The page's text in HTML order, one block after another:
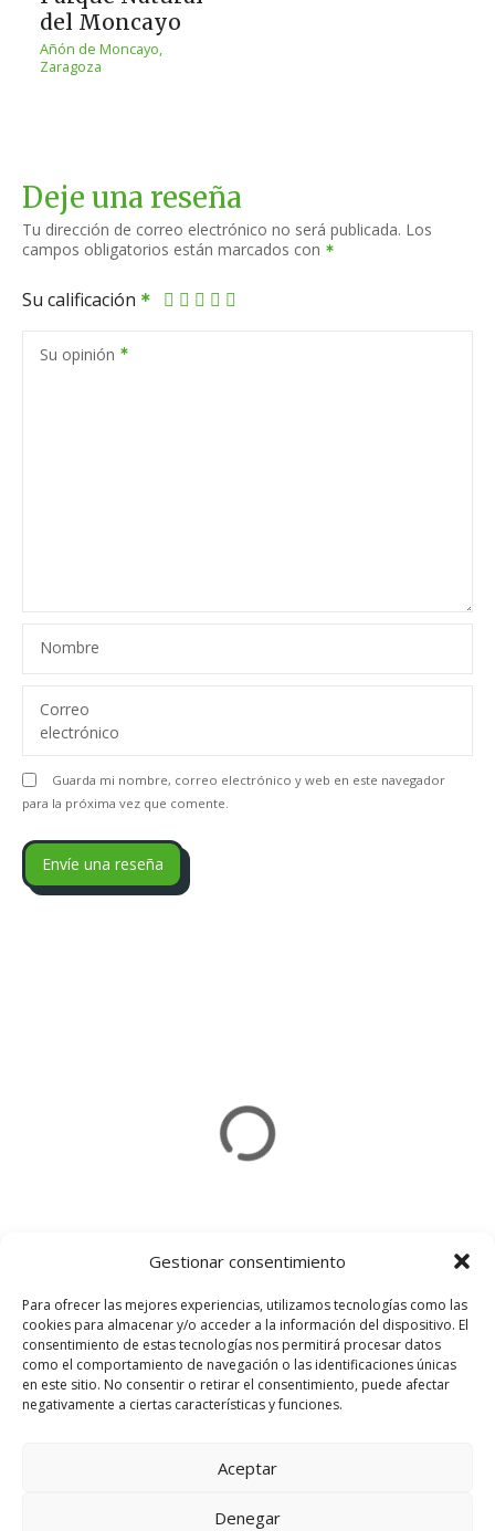
Gestionar consentimiento
Para ofrecer las mejores experiencias, utilizamos tecnologías como las
cookies para almacenar y/o acceder a la información del dispositivo. El
consentimiento de estas tecnologías nos permitirá procesar datos
como el comportamiento de navegación o las identificaciones únicas
en este sitio. No consentir o retirar el consentimiento, puede afectar
negativamente a ciertas características y funciones.
Aceptar
Denegar
del Moncayo
Añón de Moncayo,
Zaragoza
Deje una reseña
Tu dirección de correo electrónico no será publicada. Los
campos obligatorios están marcados con
Su calificación
Su opinión
Nombre
Correo
electrónico
Guarda mi nombre, correo electrónico y web en este navegador
para la próxima vez que comente.
Usamos cookies en nuestro sitio web
para brindarle la experiencia más
relevante recordando sus
preferencias y visitas repetidas. Al
el uso de TODAS las cookies. Sin
proporcionar un consentimiento